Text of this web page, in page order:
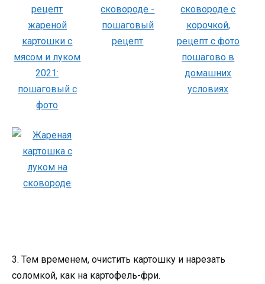
3. Тем временем, очистить картошку и нарезать
соломкой, как на картофель-фри.